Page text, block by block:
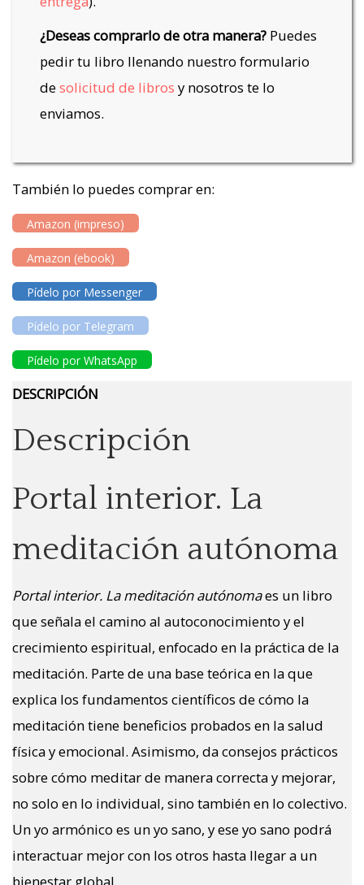
¿Deseas comprarlo de otra manera?Puedes
pedir tu libro llenando nuestro formulario
desolicitud de libros y nosotros te lo
enviamos.
También lo puedes comprar en:
Amazon (impreso)
Amazon (ebook)
Pídelo por Messenger
Pídelo por Telegram
Pídelo por WhatsApp
DESCRIPCIÓN
Descripción
Portal interior. La
meditación autónoma
Portal interior. La meditación autónomaes un libro
que señala el camino al autoconocimiento y el
crecimiento espiritual, enfocado en la práctica de la
meditación. Parte de una base teórica en la que
explica los fundamentos científicos de cómo la
meditación tiene beneficios probados en la salud
física y emocional. Asimismo, da consejos prácticos
sobre cómo meditar de manera correcta y mejorar,
no solo en lo individual, sino también en lo colectivo.
Un yo armónico es un yo sano, y ese yo sano podrá
interactuar mejor con los otros hasta llegar a un
bienestar global.